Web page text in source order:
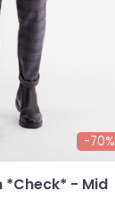
-70%
*Check* - Mid